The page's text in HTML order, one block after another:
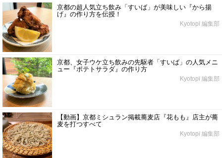
京都の超人気立ち飲み「すいば」が美味しい『から揚
げ』の作り方を伝授！
Kyotopi 編集部
京都、女子ウケ立ち飲みの先駆者「すいば」の人気メニ
ュー『ポテトサラダ』の作り方
Kyotopi 編集部
【動画】京都ミシュラン掲載蕎麦店『花もも』店主が蕎
麦を打つすべて
Kyotopi 編集部